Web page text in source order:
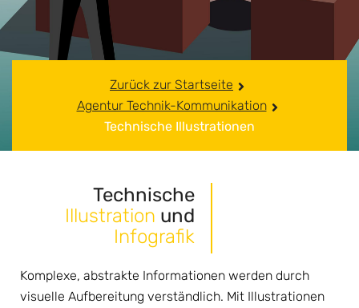
Zurück zur Startseite
Agentur Technik-Kommunikation
Technische Illustrationen
Technische
Illustration und
Infografik
Komplexe, abstrakte Informationen werden durch
visuelle Aufbereitung verständlich. Mit Illustrationen